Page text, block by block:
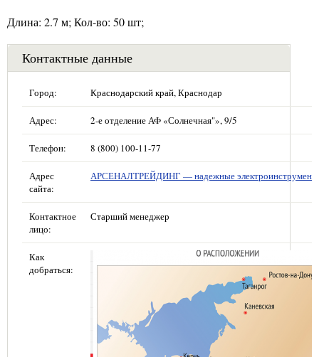
Длина: 2.7 м; Кол-во: 50 шт;
Контактные данные
Город: Краснодарский край, Краснодар
Адрес: 2-е отделение АФ «Солнечная"», 9/5
Телефон: 8 (800) 100-11-77
Адрес
сайта:
АРСЕНАЛТРЕЙДИНГ — надежные
Контактное
лицо:
Старший менеджер
Как
добраться: